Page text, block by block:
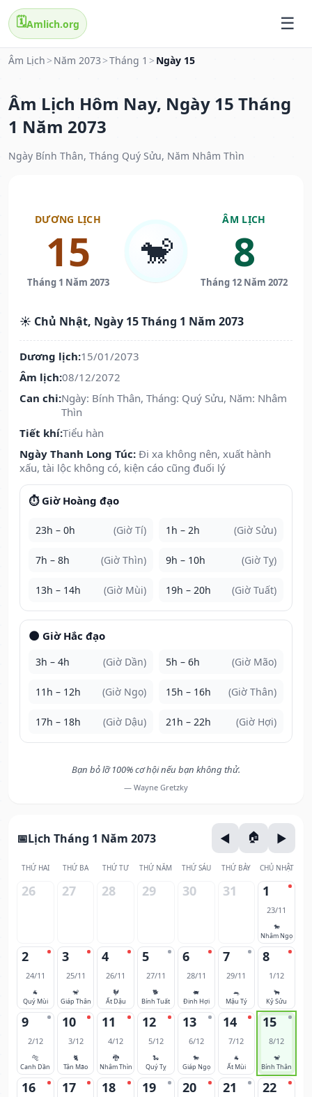
🗓️Amlich.org
Âm Lịch > Năm 2073 >Tháng 1 > Ngày 15
Âm Lịch Hôm Nay, Ngày 15 Tháng
1 Năm 2073
Ngày Bính Thân, Tháng Quý Sửu, Năm Nhâm Thìn
DƯƠNG LỊCH
15
Tháng 1 Năm 2073
🐒
ÂM LỊCH
8
Tháng 12 Năm 2072
☀️ Chủ Nhật, Ngày 15 Tháng 1 Năm 2073
Dương lịch:15/01/2073
Âm lịch:08/12/2072
Can chi:Ngày: Bính Thân, Tháng: Quý Sửu, Năm: Nhâm
Thìn
Tiết khí:Tiểu hàn
Ngày Thanh Long Túc: Đi xa không nên, xuất hành
xấu, tài lộc không có, kiện cáo cũng đuối lý
⏱️ Giờ Hoàng đạo
23h – 0h (Giờ Tí) 1h – 2h (Giờ Sửu)
7h – 8h (Giờ Thìn) 9h – 10h (Giờ Tỵ)
13h – 14h (Giờ Mùi) 19h – 20h (Giờ Tuất)
🌑 Giờ Hắc đạo
3h – 4h (Giờ Dần) 5h – 6h (Giờ Mão)
11h – 12h (Giờ Ngọ) 15h – 16h (Giờ Thân)
17h – 18h (Giờ Dậu) 21h – 22h (Giờ Hợi)
Bạn bỏ lỡ 100% cơ hội nếu bạn không thử.
— Wayne Gretzky
Lịch Tháng 1 Năm 2073
THỨ HAI THỨ BA THỨ TƯ THỨ NĂM THỨ SÁU THỨ BẢY CHỦ NHẬT
26 27 28 29 30 31 1
23/11
🐎
Nhâm Ngọ
2
24/11
🐐
Quý Mùi
3
25/11
🐒
Giáp Thân
4
26/11
🐓
Ất Dậu
5
27/11
🐕
Bính Tuất
6
28/11
🐖
Đinh Hợi
7
29/11
🐀
Mậu Tý
8
1/12
🐂
Kỷ Sửu
9
2/12
🐅
Canh Dần
10
3/12
🐈
Tân Mão
11
4/12
🐉
Nhâm Thìn
12
5/12
🐍
Quý Tỵ
13
6/12
🐎
Giáp Ngọ
14
7/12
🐐
Ất Mùi
15
8/12
🐒
Bính Thân
16 17 18 19 20 21 22